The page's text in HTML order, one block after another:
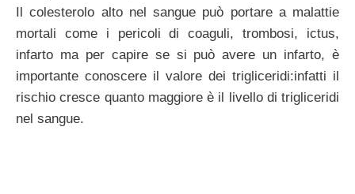
Il colesterolo alto nel sangue può portare a malattie
mortali come i pericoli di coaguli, trombosi, ictus,
infarto ma per capire se si può avere un infarto, è
importante conoscere il valore dei trigliceridi:infatti il
rischio cresce quanto maggiore è il livello di trigliceridi
nel sangue.